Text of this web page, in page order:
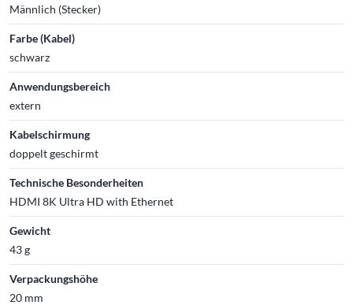
Männlich (Stecker)
Farbe (Kabel)
schwarz
Anwendungsbereich
extern
Kabelschirmung
doppelt geschirmt
Technische Besonderheiten
HDMI 8K Ultra HD with Ethernet
Gewicht
43 g
Verpackungshöhe
20 mm